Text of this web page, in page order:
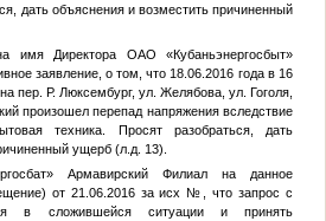
дать объяснения и возместить причиненный
имя Директора ОАО «Кубаньэнергосбыт»
заявление, о том, что 18.06.2016 года в 16
пер. Р. Люксембург, ул. Желябова, ул. Гоголя,
произошел перепад напряжения вследствие
техника. Просят разобраться, дать
ущерб (л.д. 13).
Армавирский Филиал на данное
от 21.06.2016 за исх №
, что запрос с
в сложившейся ситуации и принять